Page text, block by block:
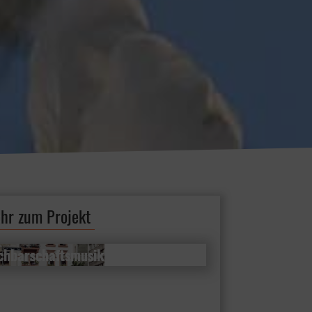
zum Projekt